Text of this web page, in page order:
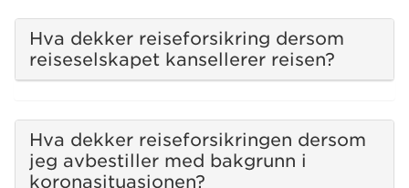
Hva dekker reiseforsikring dersom
reiseselskapet kansellerer reisen?
Hva dekker reiseforsikringen dersom
jeg avbestiller med bakgrunn i
koronasituasjonen?